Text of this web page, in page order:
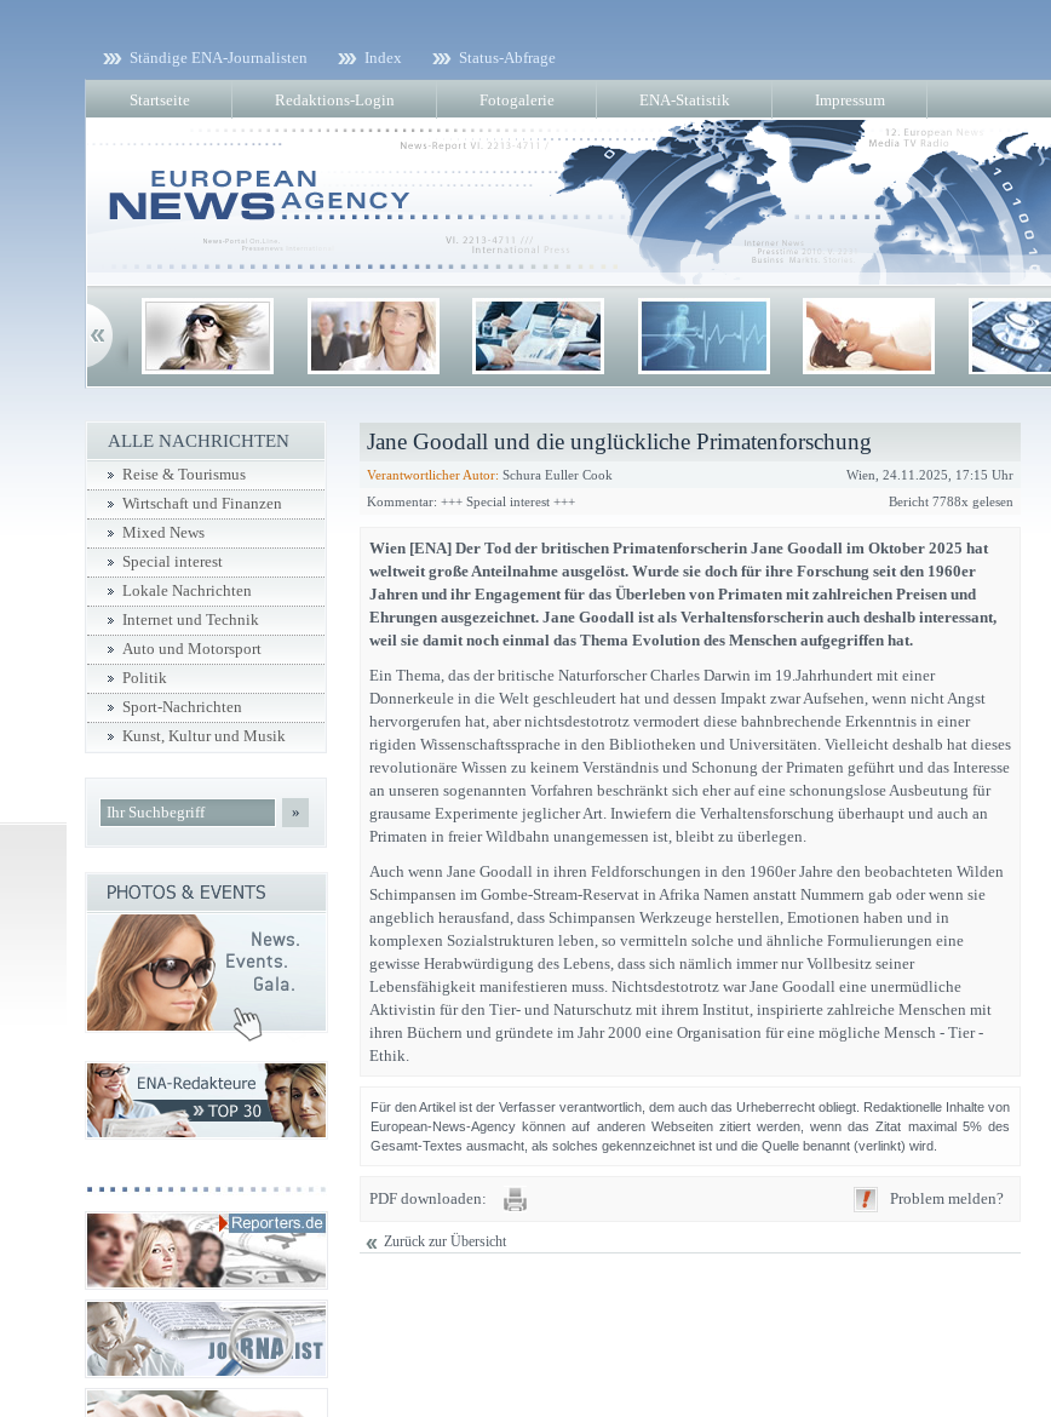
Ständige ENA-Journalisten Index Status-Abfrage
Startseite Redaktions-Login Fotogalerie ENA-Statistik Impressum
Jane Goodall und die unglückliche Primatenforschung
Verantwortlicher Autor: Schura Euller Cook
Wien, 24.11.2025, 17:15 Uhr
Kommentar: +++ Special interest +++
Bericht 7788x gelesen
Wien [ENA] Der Tod der britischen Primatenforscherin Jane Goodall im Oktober 2025 hat
weltweit große Anteilnahme ausgelöst. Wurde sie doch für ihre Forschung seit den 1960er
Jahren und ihr Engagement für das Überleben von Primaten mit zahlreichen Preisen und
Ehrungen ausgezeichnet. Jane Goodall ist als Verhaltensforscherin auch deshalb interessant,
weil sie damit noch einmal das Thema Evolution des Menschen aufgegriffen hat.
Ein Thema, das der britische Naturforscher Charles Darwin im 19.Jahrhundert mit einer
Donnerkeule in die Welt geschleudert hat und dessen Impakt zwar Aufsehen, wenn nicht Angst
hervorgerufen hat, aber nichtsdestotrotz vermodert diese bahnbrechende Erkenntnis in einer
rigiden Wissenschaftssprache in den Bibliotheken und Universitäten. Vielleicht deshalb hat dieses
revolutionäre Wissen zu keinem Verständnis und Schonung der Primaten geführt und das Interesse
an unseren sogenannten Vorfahren beschränkt sich eher auf eine schonungslose Ausbeutung für
grausame Experimente jeglicher Art. Inwiefern die Verhaltensforschung überhaupt und auch an
Primaten in freier Wildbahn unangemessen ist, bleibt zu überlegen.
Auch wenn Jane Goodall in ihren Feldforschungen in den 1960er Jahre den beobachteten Wilden
Schimpansen im Gombe-Stream-Reservat in Afrika Namen anstatt Nummern gab oder wenn sie
angeblich herausfand, dass Schimpansen Werkzeuge herstellen, Emotionen haben und in
komplexen Sozialstrukturen leben, so vermitteln solche und ähnliche Formulierungen eine
gewisse Herabwürdigung des Lebens, dass sich nämlich immer nur Vollbesitz seiner
Lebensfähigkeit manifestieren muss. Nichtsdestotrotz war Jane Goodall eine unermüdliche
Aktivistin für den Tier- und Naturschutz mit ihrem Institut, inspirierte zahlreiche Menschen mit
ihren Büchern und gründete im Jahr 2000 eine Organisation für eine mögliche Mensch - Tier -
Ethik.
Für den Artikel ist der Verfasser verantwortlich, dem auch das Urheberrecht obliegt. Redaktionelle Inhalte von
European-News-Agency können auf anderen Webseiten zitiert werden, wenn das Zitat maximal 5% des
Gesamt-Textes ausmacht, als solches gekennzeichnet ist und die Quelle benannt (verlinkt) wird.
PDF downloaden: Problem melden?
Zurück zur Übersicht
ALLE NACHRICHTEN
Reise & Tourismus
Wirtschaft und Finanzen
Mixed News
Special interest
Lokale Nachrichten
Internet und Technik
Auto und Motorsport
Politik
Sport-Nachrichten
Kunst, Kultur und Musik
»